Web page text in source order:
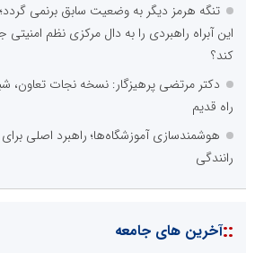
تنگه هرمز دیگر به وضعیت سابق برنمی
این آبراه راهبردی را به دال مرکزی نظم
کند؟
دکتر مرتضی پرهیزگار: نسخه نجات تعاون،
راه قدیم
هوشمندسازی آموزشگاه‌ها؛ راهبرد اصلی
رانندگی
::آخرین های جامعه